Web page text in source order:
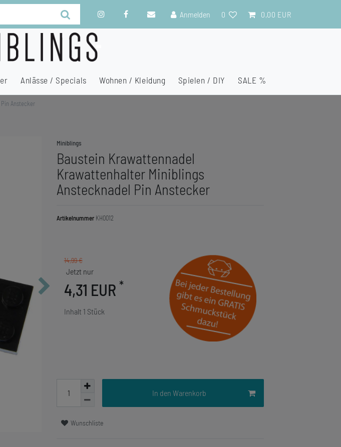
Anmelden 0 0,00 EUR
Anlässe / Specials Wohnen / Kleidung Spielen / DIY SALE %
Anstecker
Miniblings
Baustein Krawattennadel
Krawattenhalter Miniblings
Anstecknadel Pin Anstecker
Artikelnummer KH0012
14,99 €
4,31 EUR *
Inhalt 1 Stück
In den Warenkorb
Wunschliste